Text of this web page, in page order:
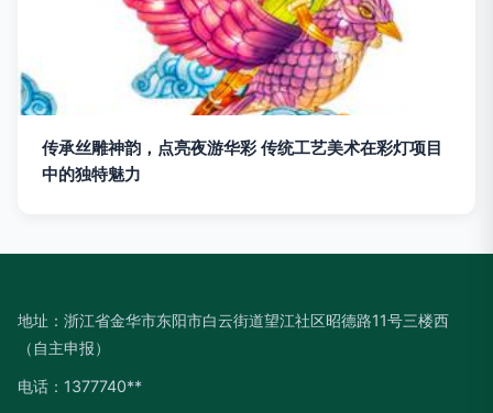
传承丝雕神韵，点亮夜游华彩 传统工艺美术在彩灯项目
中的独特魅力
地址：浙江省金华市东阳市白云街道望江社区昭德路11号三楼西
（自主申报）
电话：1377740**